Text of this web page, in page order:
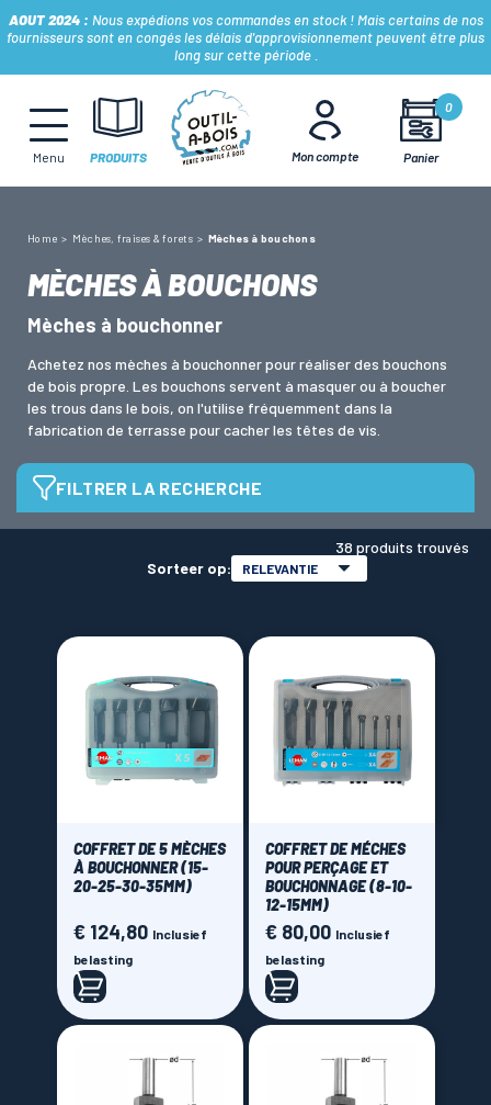
AOUT 2024 : Nous expédions vos commandes en stock ! Mais certains de nos
fournisseurs sont en congés les délais d'approvisionnement peuvent être plus
long sur cette période .
Menu PRODUITS Mon compte Panier
0
MÈCHES, FRAISES & FORETS
LAMES & DISQUES
CONSOMMABLES
OUTILS À MAIN
OUTILS DE TOUPIE
LAMES SCIES RUBAN
Home Mèches, fraises & forets Mèches à bouchons
MÈCHES À BOUCHONS
Mèches à bouchonner
Achetez nos mèches à bouchonner pour réaliser des bouchons
de bois propre. Les bouchons servent à masquer ou à boucher
les trous dans le bois, on l'utilise fréquemment dans la
fabrication de terrasse pour cacher les têtes de vis.
FILTRER LA RECHERCHE
Diamètre de perçage
Price
€ 30,00 - € 270,00
38 produits trouvés
Sorteer op:
RELEVANTIE
COFFRET DE 5 MÈCHES
À BOUCHONNER (15-
20-25-30-35MM)
Prijs
€ 124,80 Inclusief
belasting
COFFRET DE MÉCHES
POUR PERÇAGE ET
BOUCHONNAGE (8-10-
12-15MM)
Prijs
€ 80,00 Inclusief
belasting